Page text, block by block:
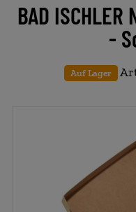
BAD
-
Auf Lager